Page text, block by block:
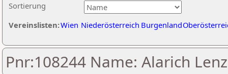
Sortierung
Vereinslisten:Wien Niederösterreich Burgenland
Pnr:108244 Name: Alarich Lenz